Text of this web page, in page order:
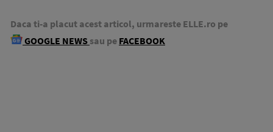
Daca ti-a placut acest articol, urmareste ELLE.ro pe
GOOGLE NEWS sau pe FACEBOOK